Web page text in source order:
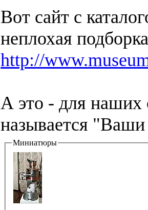
Вот сайт с
неплохая подборка
http://
А это - для наших
называется
Миниатюры